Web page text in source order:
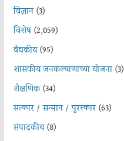
विज्ञान(3)
विशेष(2,059)
वैद्यकीय(95)
शासकीय जनकल्याणाच्या योजना(3)
शैक्षणिक(34)
सत्कार / सन्मान / पुरस्कार(63)
संपादकीय(8)